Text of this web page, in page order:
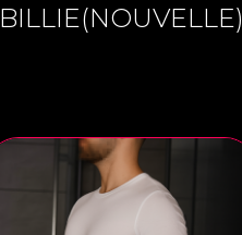
BILLIE(NOUVELLE)